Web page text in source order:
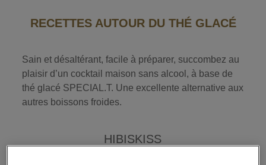
RECETTES AUTOUR DU THÉ GLACÉ
Sain et désaltérant, facile à préparer, succombez au
plaisir d’un cocktail maison sans alcool, à base de
thé glacé SPECIAL.T. Une excellente alternative aux
autres boissons froides.
HIBISKISS